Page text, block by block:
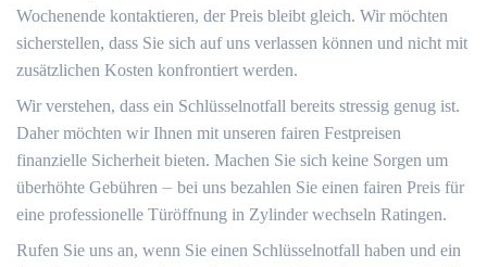
Wochenende kontaktieren, der Preis bleibt gleich.​ Wir möchten
sicherstellen, dass Sie sich auf uns verlassen können und nicht mit
zusätzlichen Kosten konfrontiert werden.​
Wir verstehen, dass ein Schlüsselnotfall bereits stressig genug ist.
Daher möchten wir Ihnen mit unseren fairen Festpreisen
finanzielle Sicherheit bieten.​ Machen Sie sich keine Sorgen um
überhöhte Gebühren ⏤ bei uns bezahlen Sie einen fairen Preis für
eine professionelle Türöffnung in Zylinder wechseln Ratingen.​
Rufen Sie uns an, wenn Sie einen Schlüsselnotfall haben und ein